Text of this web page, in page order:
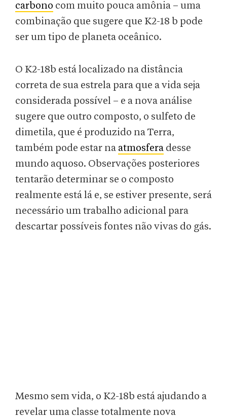
carbono com muito pouca amônia – uma
combinação que sugere que K2-18 b pode
ser um tipo de planeta oceânico.
O K2-18b está localizado na distância
correta de sua estrela para que a vida seja
considerada possível – e a nova análise
sugere que outro composto, o sulfeto de
dimetila, que é produzido na Terra,
também pode estar na atmosfera desse
mundo aquoso. Observações posteriores
tentarão determinar se o composto
realmente está lá e, se estiver presente, será
necessário um trabalho adicional para
descartar possíveis fontes não vivas do gás.
Mesmo sem vida, o K2-18b está ajudando a
revelar uma classe totalmente nova